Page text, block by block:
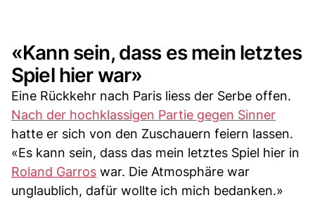
«Kann sein, dass es mein letztes
Spiel hier war»
Eine Rückkehr nach Paris liess der Serbe offen.
Nach der hochklassigen Partie gegen Sinner
hatte er sich von den Zuschauern feiern lassen.
«Es kann sein, dass das mein letztes Spiel hier in
Roland Garros war. Die Atmosphäre war
unglaublich, dafür wollte ich mich bedanken.»